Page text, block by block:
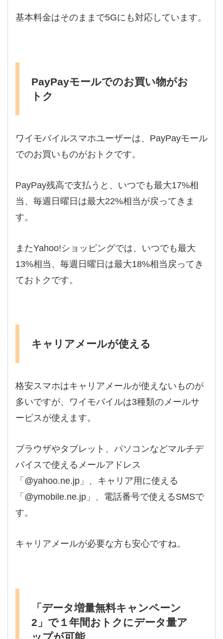
基本料金はそのままで5Gにも対応しています。
PayPayモールでのお買い物がお
トク
ワイモバイルスマホユーザーは、PayPayモール
でのお買いものがおトクです。
PayPay残高で支払うと、いつでも最大17%相
当、毎週日曜日は最大22%相当が戻ってきま
す。
またYahoo!ショッピングでは、いつでも最大
13%相当、毎週日曜日は最大18%相当戻ってき
ておトクです。
キャリアメールが使える
格安スマホはキャリアメールが使えないものが
多いですが、ワイモバイルは3種類のメールサ
ービスが使えます。
ブラウザやタブレット、パソコンなどマルチデ
バイスで使えるメールアドレス
「@yahoo.ne.jp」、キャリア用に使える
「@ymobile.ne.jp」、電話番号で使えるSMSで
す。
キャリアメールが必要な方も安心ですね。
「データ増量無料キャンペーン
2」で１年間おトクにデータ量ア
ップが可能